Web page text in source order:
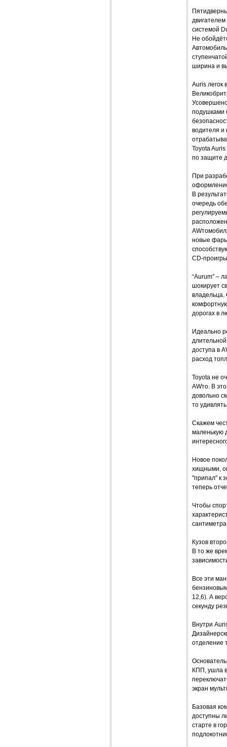
системой
Не
ширина и
Auris легок
подушками
водителя и
Toyota
по защите
При
В
очередь
новые
СD-
“Aurum” –
шокирует
владельца.
дорогах в
Идеально
доступа в
расход
Toyota не
AWто. В
довольно
то
Скажем
маленькую
Новое
хищными,
"припал" к
теперь
Чтобы
Кузов
В то же
Все эти
12,6). А
секунду
Внутри
отделение
КПП, ушла
экран
Базовая
доступны
старте в